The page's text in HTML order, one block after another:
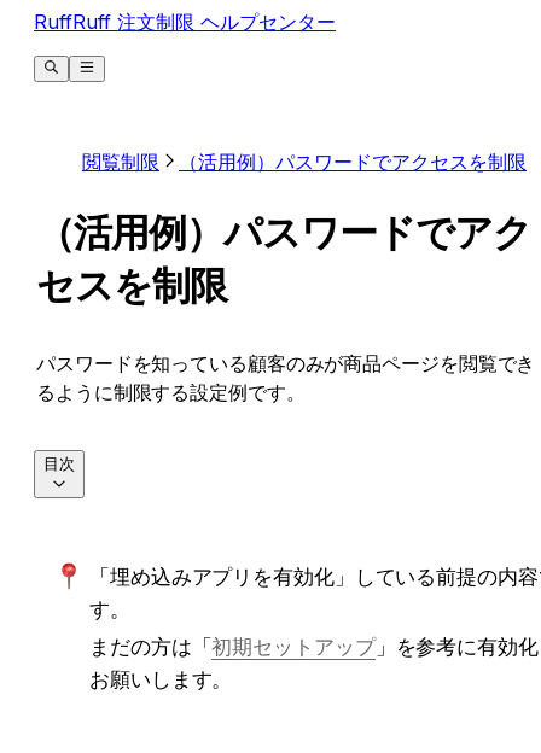
RuffRuff 注文制限 ヘルプセンター
閲覧制限 （活用例）パスワードでアクセスを制限
（活用例）パスワードでアク
セスを制限
パスワードを知っている顧客のみが商品ページを閲覧でき
るように制限する設定例です。
「埋め込みアプリを有効化」している前提の内
す。
まだの方は「初期セットアップ」を参考に有効
お願いします。
目次